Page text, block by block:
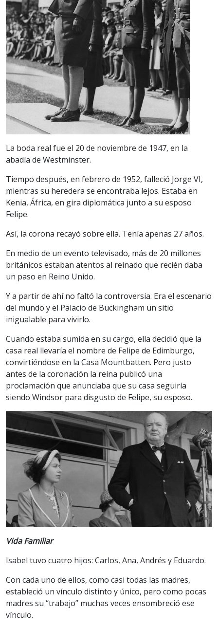
La boda real fue el 20 de noviembre de 1947, en la
abadía de Westminster.
Tiempo después, en febrero de 1952, falleció Jorge VI,
mientras su heredera se encontraba lejos. Estaba en
Kenia, África, en gira diplomática junto a su esposo
Felipe.
Así, la corona recayó sobre ella. Tenía apenas 27 años.
En medio de un evento televisado, más de 20 millones
británicos estaban atentos al reinado que recién daba
un paso en Reino Unido.
Y a partir de ahí no faltó la controversia. Era el escenario
del mundo y el Palacio de Buckingham un sitio
inigualable para vivirlo.
Cuando estaba sumida en su cargo, ella decidió que la
casa real llevaría el nombre de Felipe de Edimburgo,
convirtiéndose en la Casa Mountbatten. Pero justo
antes de la coronación la reina publicó una
proclamación que anunciaba que su casa seguiría
siendo Windsor para disgusto de Felipe, su esposo.
Vida Familiar
Isabel tuvo cuatro hijos: Carlos, Ana, Andrés y Eduardo.
Con cada uno de ellos, como casi todas las madres,
estableció un vínculo distinto y único, pero como pocas
madres su “trabajo” muchas veces ensombreció ese
vínculo.